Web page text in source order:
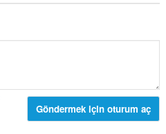
Göndermek için oturum aç